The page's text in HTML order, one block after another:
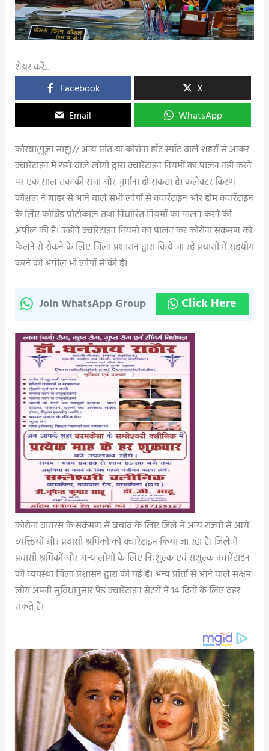
शेयर करें...
Facebook
X
Email
WhatsApp
कोरबा(पूजा साहू)// अन्य प्रांत या कोरोना हाॅट स्पाॅट वाले शहरों से आकर
क्वारेंटाइन में रहने वाले लोगों द्वारा क्वारेंटाइन नियमों का पालन नहीं करने
पर एक साल तक की सजा और जुर्माना हो सकता है। कलेक्टर किरण
कौशल ने बाहर से आने वाले सभी लोगों से क्वारेंटाइन और होम क्वारेंटाइन
के लिए कोविड प्रोटोकाल तथा निर्धारित नियमों का पालन करने की
अपील की है। उन्होंने क्वारेंटाइन नियमों का पालन कर कोरोना संक्रमण को
फैलने से रोकने के लिए जिला प्रशासन द्वारा किये जा रहे प्रयासों में सहयोग
करने की अपील भी लोगों से की है।
Join WhatsApp Group Click Here
कोरोना वायरस के संक्रमण से बचाव के लिए जिले में अन्य राज्यों से आये
व्यक्तियों और प्रवासी श्रमिकों को क्वारेंटाइन किया जा रहा है। जिले में
प्रवासी श्रमिकों और अन्य लोगों के लिए निःशुल्क एवं सशुल्क क्वारेंटाइन
की व्यवस्था जिला प्रशासन द्वारा की गई है। अन्य प्रांतों से आने वाले सक्षम
लोग अपनी सुविधानुसार पेड क्वारेंटाइन सेंटरों में 14 दिनों के लिए ठहर
सकते हैं।